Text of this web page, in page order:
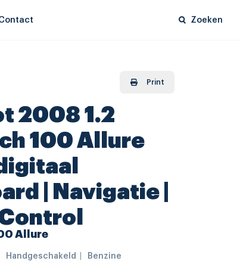
Zoeken
Print
2008 1.2
100 Allure
| Navigatie |
Allure
Handgeschakeld Benzine